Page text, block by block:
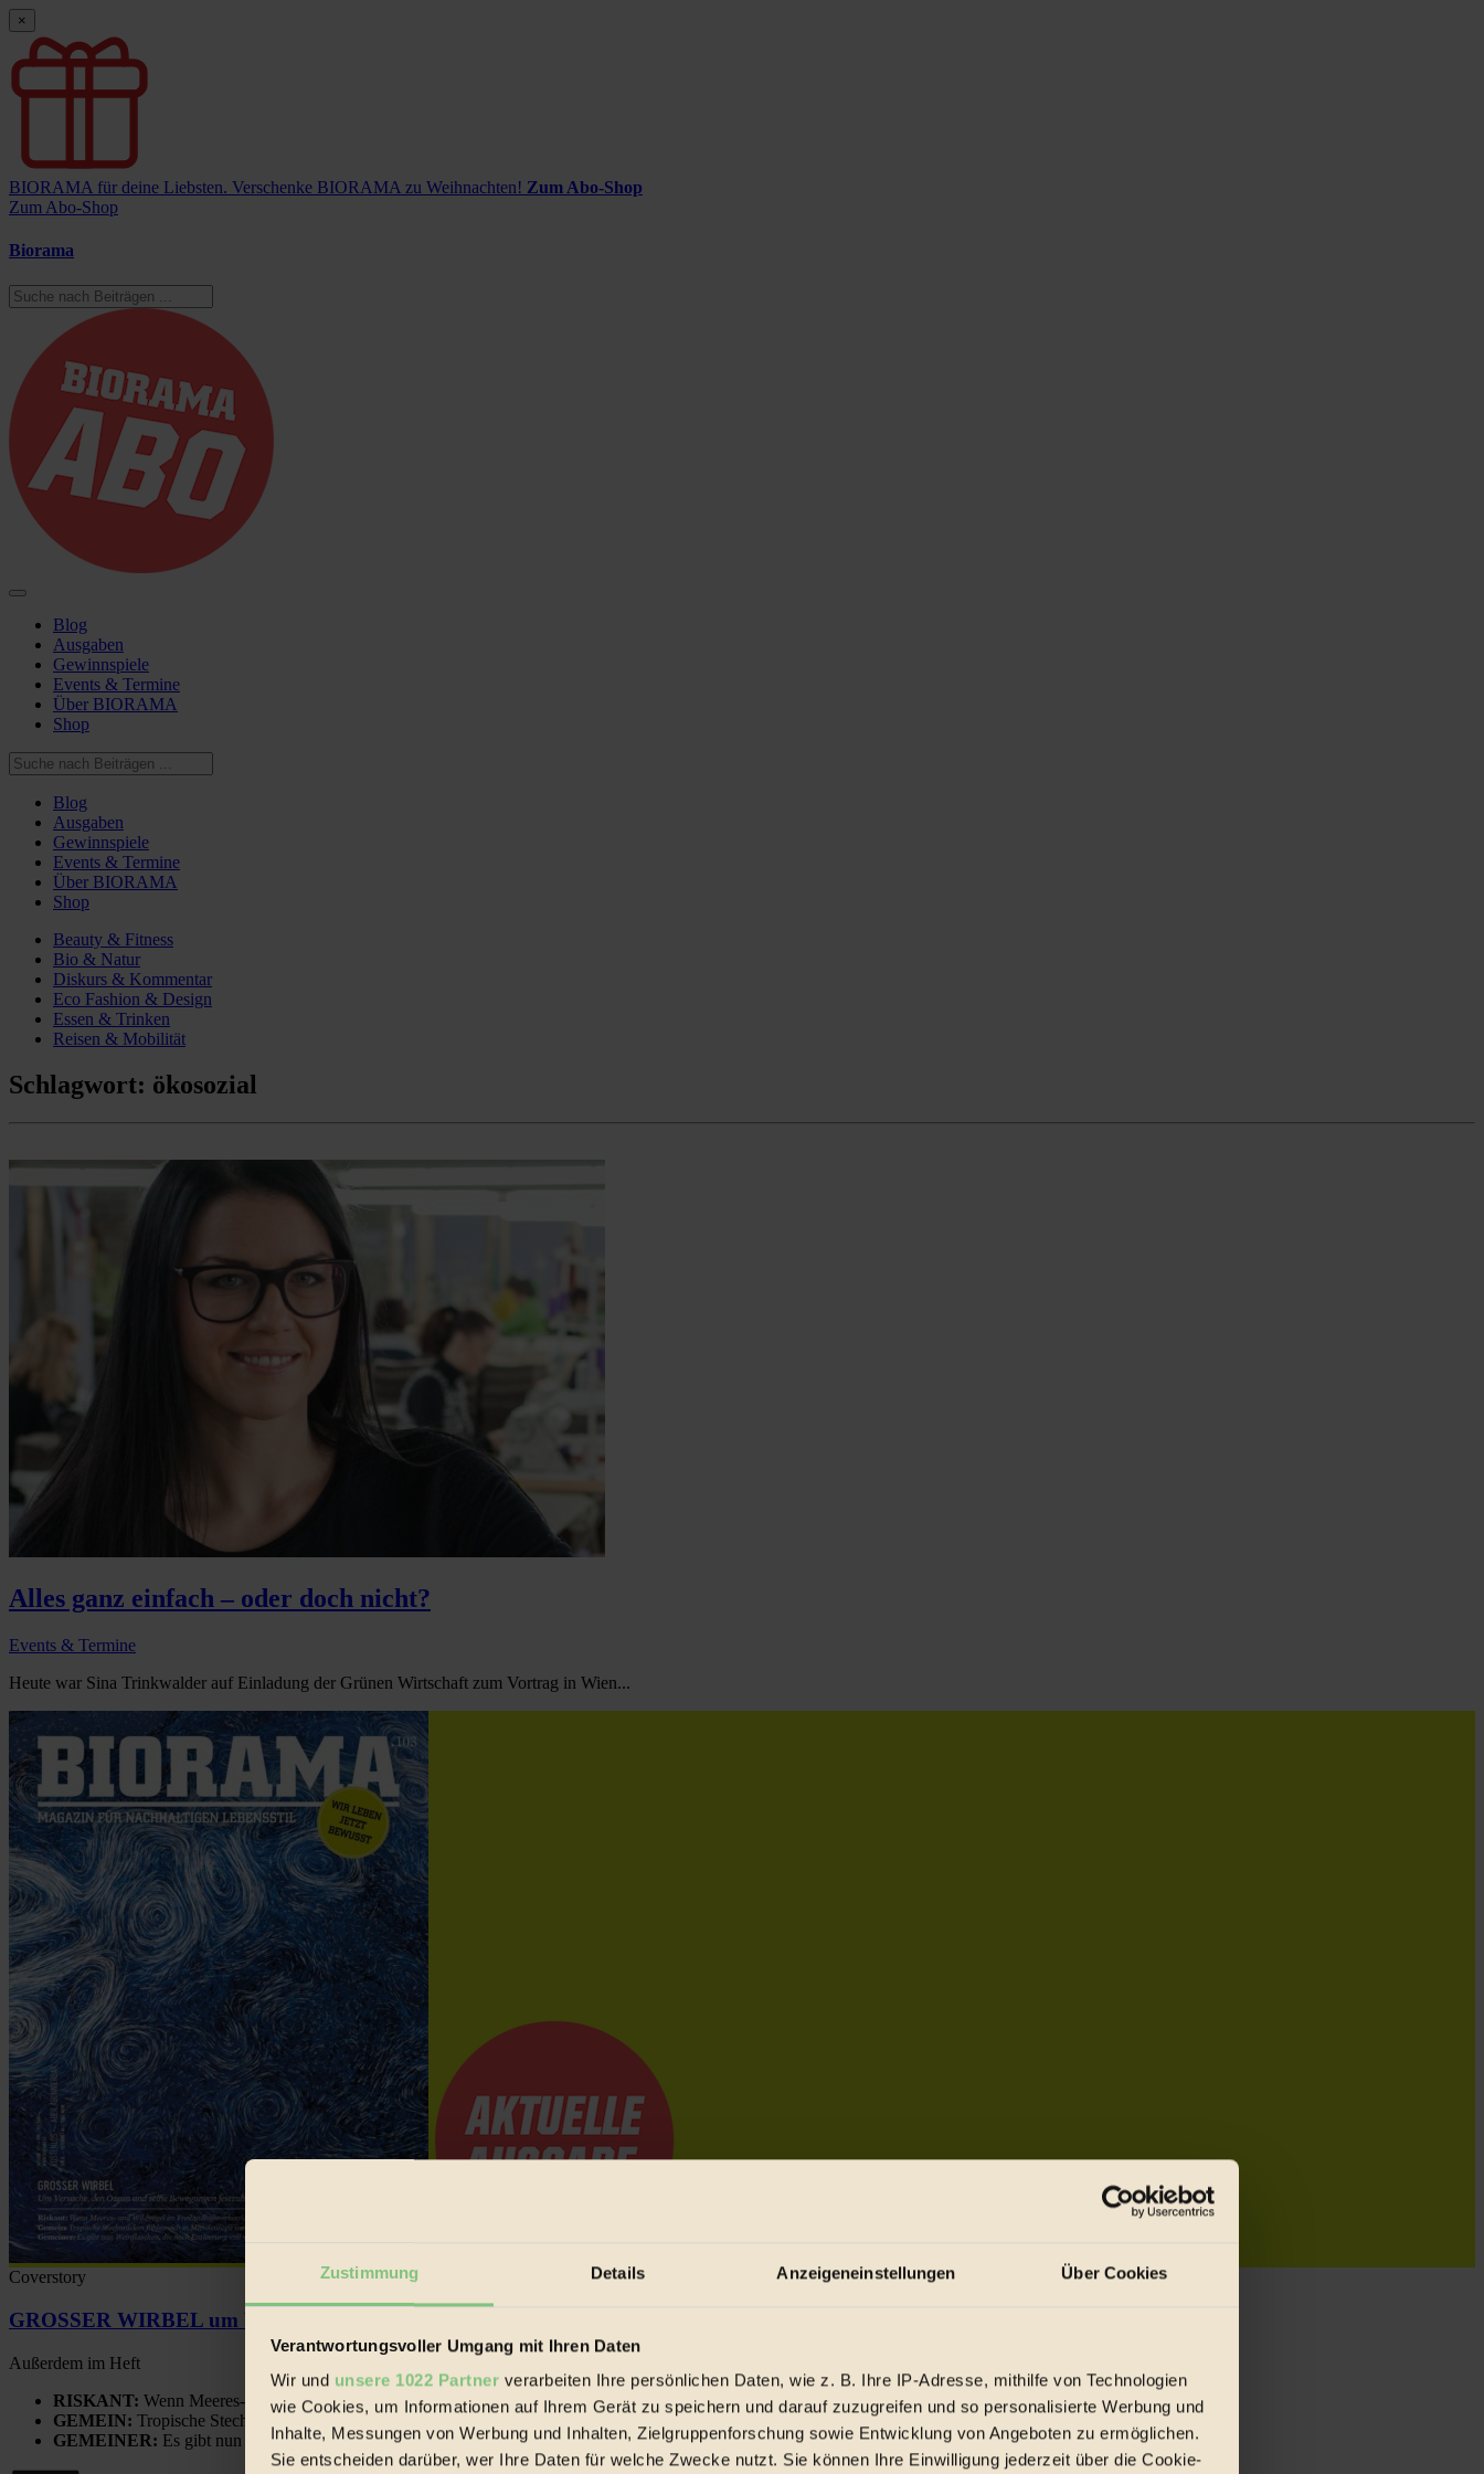
Zustimmung Details Anzeigeneinstellungen Über Cookies
Verantwortungsvoller Umgang mit Ihren Daten
Wir und unsere 1022 Partner verarbeiten Ihre persönlichen Daten, wie z. B. Ihre IP-Adresse, mithilfe von Technologien
wie Cookies, um Informationen auf Ihrem Gerät zu speichern und darauf zuzugreifen und so personalisierte Werbung und
Inhalte, Messungen von Werbung und Inhalten, Zielgruppenforschung sowie Entwicklung von Angeboten zu ermöglichen.
Sie entscheiden darüber, wer Ihre Daten für welche Zwecke nutzt. Sie können Ihre Einwilligung jederzeit über die Cookie-
×
BIORAMA für deine Liebsten. Verschenke BIORAMA zu Weihnachten! Zum Abo-Shop
Zum Abo-Shop
Biorama
Blog
Ausgaben
Gewinnspiele
Events & Termine
Über BIORAMA
Shop
Blog
Ausgaben
Gewinnspiele
Events & Termine
Über BIORAMA
Shop
Beauty & Fitness
Bio & Natur
Diskurs & Kommentar
Eco Fashion & Design
Essen & Trinken
Reisen & Mobilität
Schlagwort: ökosozial
Alles ganz einfach – oder doch nicht?
Events & Termine
Heute war Sina Trinkwalder auf Einladung der Grünen Wirtschaft zum Vortrag in Wien...
Coverstory
GROSSER WIRBEL um Versuche, den Ozean und seine Bewegungen festzuhalten.
Außerdem im Heft
RISKANT: Wenn Meeres- und Wildvögel im Freilandhühnerbetrieb vorbeischauen.
GEMEIN: Tropische Stechmücken fühlen sich in Mitteleuropa inziwschen oft zu Hause.
GEMEINER: Es gibt nun Weinflaschen, die nach Entleerung voll wieder zu dir zurückkommen.